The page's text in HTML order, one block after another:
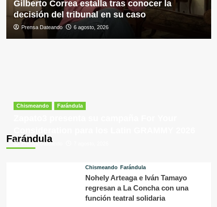
Gilberto Correa estalla tras conocer la
decisión del tribunal en su caso
Prensa Dateando 6 agosto, 2026
Farándula
Chismeando Farándula
Prensa Dateando
Chismeando Farándula
Nohely Arteaga e Iván Tamayo
regresan a La Concha con una
función teatral solidaria